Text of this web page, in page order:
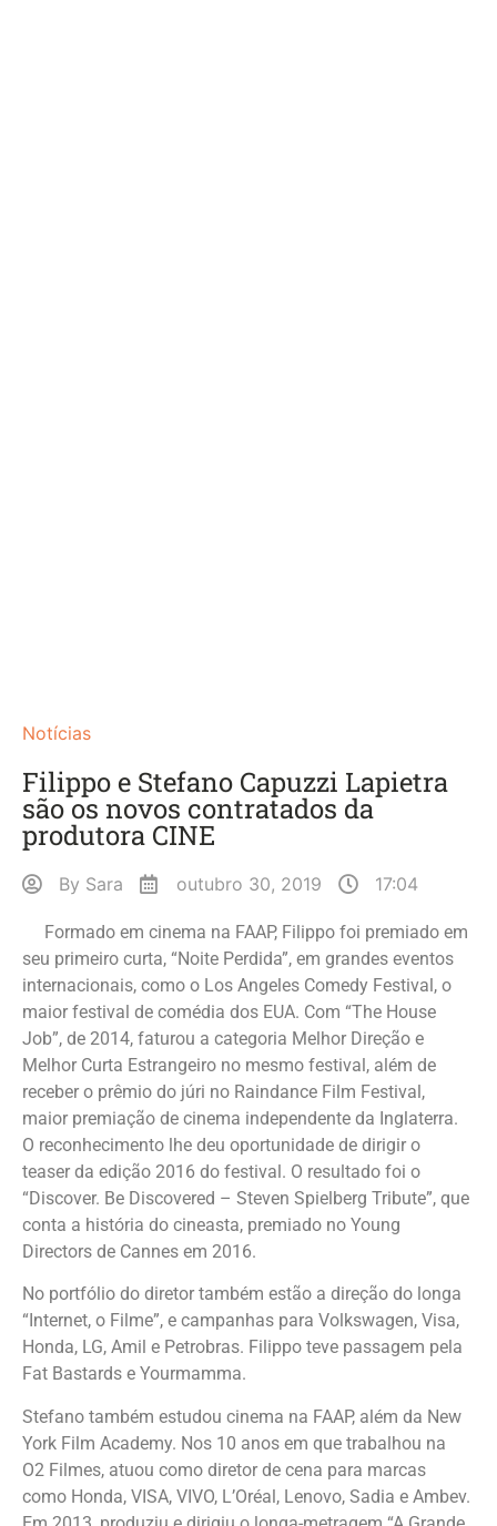
Notícias
Filippo e Stefano Capuzzi Lapietra
são os novos contratados da
produtora CINE
By Sara outubro 30, 2019 17:04
Formado em cinema na FAAP, Filippo foi premiado em
seu primeiro curta, “Noite Perdida”, em grandes eventos
internacionais, como o Los Angeles Comedy Festival, o
maior festival de comédia dos EUA. Com “The House
Job”, de 2014, faturou a categoria Melhor Direção e
Melhor Curta Estrangeiro no mesmo festival, além de
receber o prêmio do júri no Raindance Film Festival,
maior premiação de cinema independente da Inglaterra.
O reconhecimento lhe deu oportunidade de dirigir o
teaser da edição 2016 do festival. O resultado foi o
“Discover. Be Discovered – Steven Spielberg Tribute”, que
conta a história do cineasta, premiado no Young
Directors de Cannes em 2016.
No portfólio do diretor também estão a direção do longa
“Internet, o Filme”, e campanhas para Volkswagen, Visa,
Honda, LG, Amil e Petrobras. Filippo teve passagem pela
Fat Bastards e Yourmamma.
Stefano também estudou cinema na FAAP, além da New
York Film Academy. Nos 10 anos em que trabalhou na
O2 Filmes, atuou como diretor de cena para marcas
como Honda, VISA, VIVO, L’Oréal, Lenovo, Sadia e Ambev.